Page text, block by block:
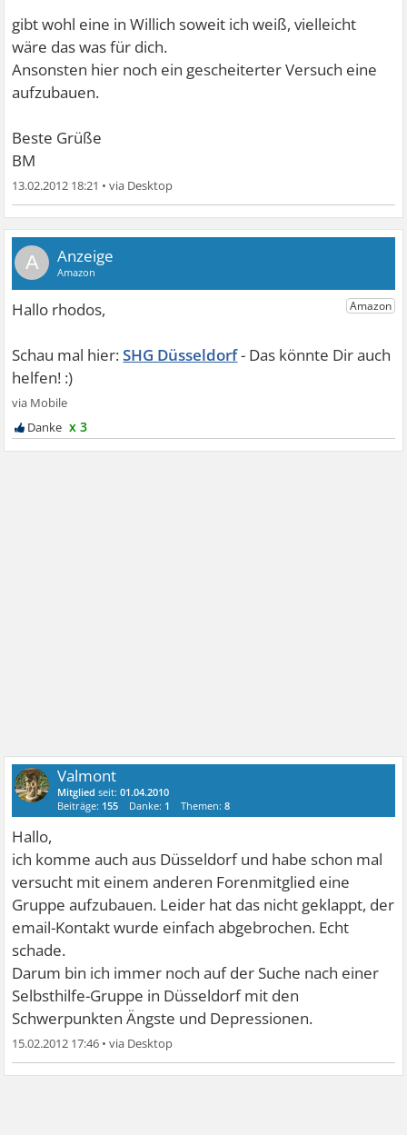
gibt wohl eine in Willich soweit ich weiß, vielleicht
wäre das was für dich.
Ansonsten hier noch ein gescheiterter Versuch eine
aufzubauen.
Beste Grüße
BM
13.02.2012 18:21 •
A
SHG Düsseldorf
x 3
Valmont
Mitglied seit:01.04.2010
Beiträge: 155 Danke: 1 Themen:8
Hallo,
ich komme auch aus Düsseldorf und habe schon mal
versucht mit einem anderen Forenmitglied eine
Gruppe aufzubauen. Leider hat das nicht geklappt, der
email-Kontakt wurde einfach abgebrochen. Echt
schade.
Darum bin ich immer noch auf der Suche nach einer
Selbsthilfe-Gruppe in Düsseldorf mit den
Schwerpunkten Ängste und Depressionen.
15.02.2012 17:46 •